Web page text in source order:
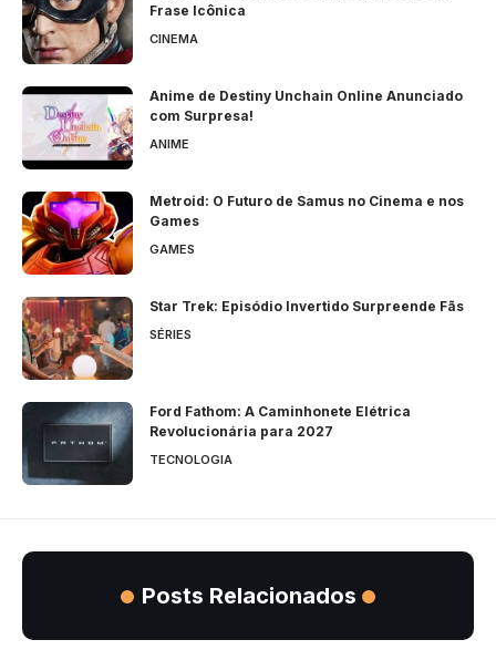
Frase Icônica
CINEMA
Anime de Destiny Unchain Online Anunciado
com Surpresa!
ANIME
Metroid: O Futuro de Samus no Cinema e nos
Games
GAMES
Star Trek: Episódio Invertido Surpreende Fãs
SÉRIES
Ford Fathom: A Caminhonete Elétrica
Revolucionária para 2027
TECNOLOGIA
Posts Relacionados